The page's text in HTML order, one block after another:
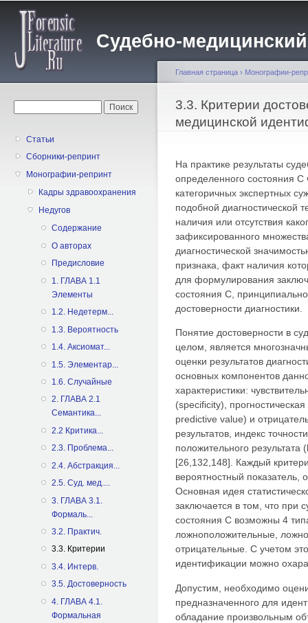
Судебно-
Статьи
Сборники-репринт
Монографии-репринт
Кадры здравоохранения
Недугов
Содержание
О авторах
Предисловие
1. ГЛАВА 1.1
Элементы
1.2. Недетерм...
1.3. Вероятность
1.4. Аксиомат...
1.5. Элементар...
1.6. Случайные
2. ГЛАВА 2.1
Семантика...
2.2 Критика...
2.3. Проблема...
2.4. Абстракция...
2.5. Суд. мед....
3. ГЛАВА 3.1.
Формаль...
3.2. Практич.
3.3. Критерии
3.4. Интерв.
3.5. Достоверность
4. ГЛАВА 4.1.
Формальная
Вы здесь
Главная страница › Монографии-
3.3. Критерии
медицинской
На практике результаты
определенного состояния
категоричных экспертных
подобной диагностической
наличия или отсутствия
зафиксированного
диагностической
признака, факт наличия
для формулирования
состояния С,
достоверности диагностики.
Понятие достоверности в
целом, является
оценки результатов
основных компонентов
характеристики:
(specificity),
predictive value) и
результатов, индекс
положительного
[26,132,148]. Каждый
вероятностный показатель,
Основная идея
заключается в том, что при
состояния С возможны 4
ложноположительные,
отрицательные. С учетом
идентификации можно
Допустим, необходимо
предназначенного для
обладание произвольным